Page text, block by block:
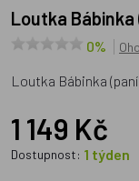
Loutka
0%
Loutka Bábinka
1 149 Kč
Dostupnost: 1 týden